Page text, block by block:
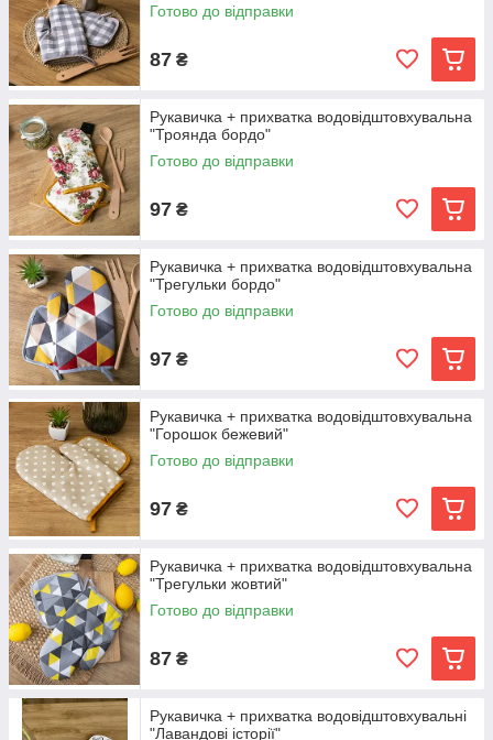
Готово до відправки
87 ₴
Рукавичка + прихватка водовідштовхувальна
"Троянда бордо"
Готово до відправки
97 ₴
Рукавичка + прихватка водовідштовхувальна
"Трегульки бордо"
Готово до відправки
97 ₴
Рукавичка + прихватка водовідштовхувальна
"Горошок бежевий"
Готово до відправки
97 ₴
Рукавичка + прихватка водовідштовхувальна
"Трегульки жовтий"
Готово до відправки
87 ₴
Рукавичка + прихватка водовідштовхувальні
"Лавандові історії"